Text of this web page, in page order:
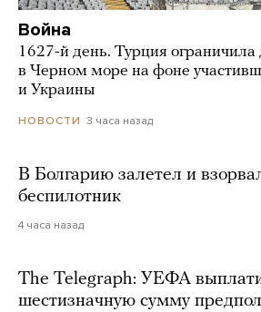
Война
1627-й день. Турция ограничила
в Черном море на фоне
и Украины
НОВОСТИ 3 часа назад
В Болгарию залетел и
беспилотник
4 часа назад
The Telegraph: УЕФА
шестизначную сумму